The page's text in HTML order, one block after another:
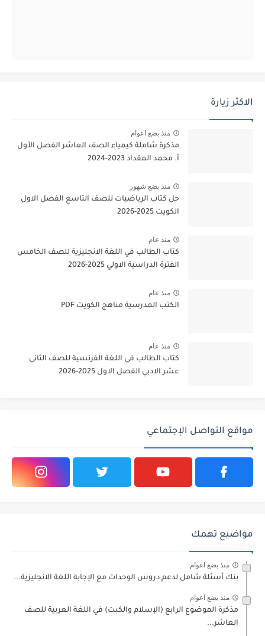
الاكثر زيارة
منذ بضع اعوام
مذكرة شاملة كيمياء الصف العاشر الفصل الأول
أ. محمد المقداد 2023-2024
منذ بضع شهور
حل كتاب الرياضيات للصف التاسع الفصل الاول
الكويت 2025-2026
منذ عام
كتاب الطالب في اللغة الانجليزية للصف الخامس
الفترة الدراسية الاولي 2025-2026
منذ عام
الكتب المدرسية مناهج الكويت PDF
منذ عام
كتاب الطالب في اللغة الفرنسية للصف الثاني
عشر الادبي الفصل الاول 2025-2026
مواقع التواصل الإجتماعي
مواضيع تهمك
منذ بضع اعوام
بنك أسئلة شامل لدعم دروس الوحدات مع الإجابة اللغة الانجليزية...
منذ بضع اعوام
مذكرة الموضوع الرابع (الإسلام والكبت) في اللغة العربية للصف
العاشر...